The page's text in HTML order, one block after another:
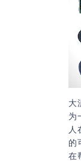
大
为
人
的
在